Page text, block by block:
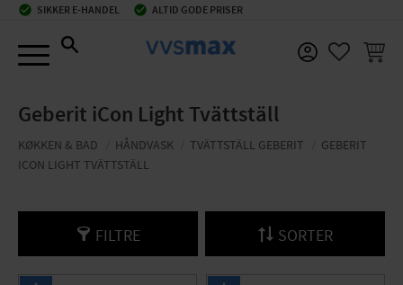
check_circle SIKKER E-HANDEL check_circle ALTID GODE PRISER
Geberit iCon Light Tvättställ
KØKKEN & BAD HÅNDVASK TVÄTTSTÄLL GEBERIT
GEBERIT
ICON LIGHT TVÄTTSTÄLL
FILTRE SORTER